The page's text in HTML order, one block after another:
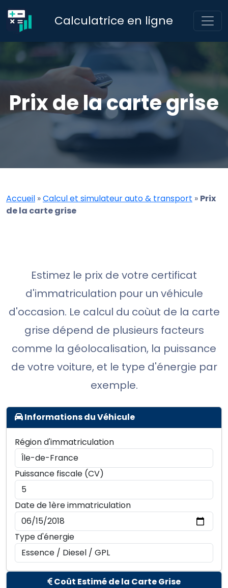
Calculatrice en ligne
Prix de la carte grise
Accueil »Calcul et simulateur auto & transport » Prix
de la carte grise
Estimez le prix de votre certificat
d'immatriculation pour un véhicule
d'occasion. Le calcul du coùut de la carte
grise dépend de plusieurs facteurs
comme la géolocalisation, la puissance
de votre voiture, et le type d'énergie par
exemple.
Informations du Véhicule
Région d'immatriculation
Puissance fiscale (CV)
Date de 1ère immatriculation
Type d'énergie
Coût Estimé de la Carte Grise